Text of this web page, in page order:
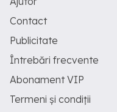
Contact
Publicitate
Întrebări frecvente
Abonament VIP
Termeni și condiții